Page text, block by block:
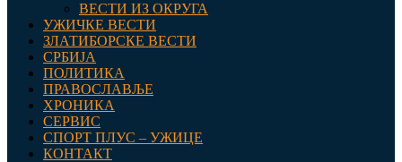
ВЕСТИ ИЗ ОКРУГА
УЖИЧКЕ ВЕСТИ
ЗЛАТИБОРСКЕ ВЕСТИ
СРБИЈА
ПОЛИТИКА
ПРАВОСЛАВЉЕ
ХРОНИКА
СЕРВИС
СПОРТ ПЛУС – УЖИЦЕ
КОНТАКТ